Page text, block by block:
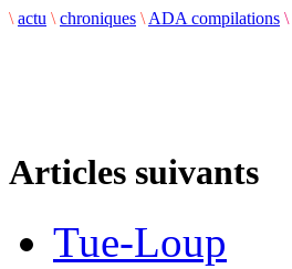
\ actu \ chroniques \ ADA compilations \
Articles suivants
Tue-Loup